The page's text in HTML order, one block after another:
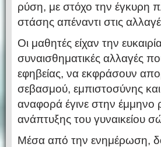
ρύση, με στόχο την έγκυρη
στάσης απέναντι στις
Οι μαθητές είχαν την
συναισθηματικές αλλαγές
εφηβείας, να εκφράσουν
σεβασμού, εμπιστοσύνης
αναφορά έγινε στην έμμηνο
ανάπτυξης του γυναικείου
Μέσα από την ενημέρωση,